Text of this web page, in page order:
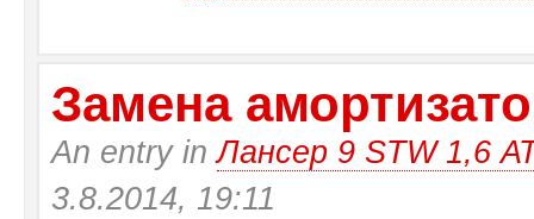
Замена
An entry inЛансер 9 STW 1,6
3.8.2014, 19:11